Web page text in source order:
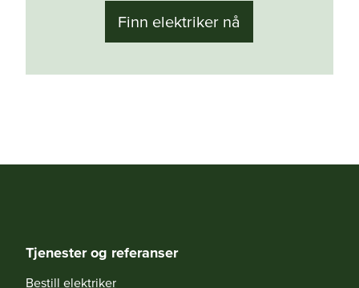
Finn elektriker nå
Tjenester og referanser
Bestill elektriker